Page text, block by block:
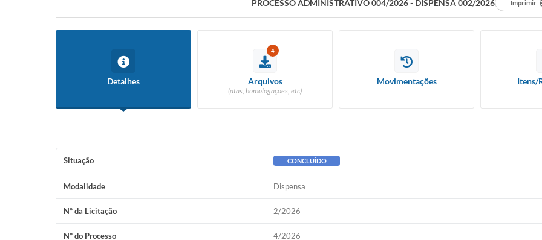
PROCESSO ADMINISTRATIVO 004/2026 - DISPENSA 002/2026 Imprimir
Detalhes
4
Arquivos
(atas, homologações, etc)
Movimentações Itens/
Situação CONCLUÍDO
Modalidade Dispensa
Nº da Licitação 2/2026
Nº do Processo 4/2026